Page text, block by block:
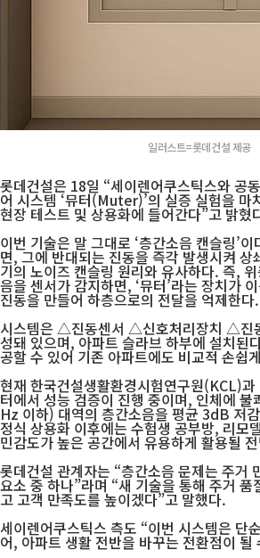
일러스트=롯데건설 제공
롯데건설은 18일 “세이렌어쿠스틱스와 공
어 시스템 ‘뮤터(Muter)’의 실증 실험을 마
현장 테스트 및 상용화에 들어간다”고 밝혔
이번 기술은 말 그대로 ‘층간소음 캔슬링’
면, 그에 반대되는 진동을 즉각 발생시켜 상
기의 노이즈 캔슬링 원리와 유사하다. 즉,
음을 센서가 감지하면, ‘뮤터’라는 장치가
진동을 만들어 하층으로의 전달을 억제한다.
시스템은 △진동센서 △신호처리장치 △진
성돼 있으며, 아파트 슬라브 하부에 설치된
공할 수 있어 기존 아파트에도 비교적 손쉽
현재 한국건설생활환경시험연구원(KCL)
터에서 성능 검증이 진행 중이며, 인체에
Hz 이하) 대역의 층간소음을 평균 3dB 저
정식 상용화 이후에는 수험생 공부방, 리모
민감도가 높은 공간에서 유용하게 활용될
롯데건설 관계자는 “층간소음 문제는 주거
요소 중 하나”라며 “새 기술을 통해 주거
고 고객 만족도를 높이겠다”고 말했다.
세이렌어쿠스틱스 측도 “이번 시스템은 단
어, 아파트 생활 전반을 바꾸는 전환점이 될